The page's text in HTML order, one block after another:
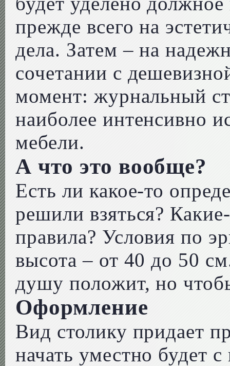
прежде всего на
дела. Затем – на
сочетании с
момент: журнальный
наиболее интенсивно
мебели.
А что это вообще?
Есть ли какое-то
решили взяться?
правила? Условия по
высота – от 40 до 50
душу положит, но
Оформление
Вид столику придает
начать уместно будет